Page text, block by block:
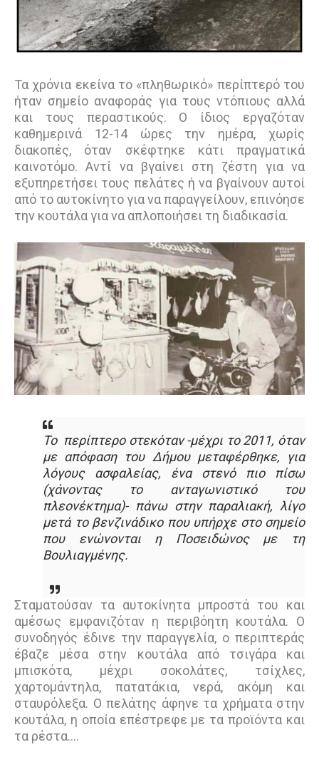
Τα χρόνια εκείνα το «πληθωρικό» περίπτερό του
ήταν σημείο αναφοράς για τους ντόπιους αλλά
και τους περαστικούς. Ο ίδιος εργαζόταν
καθημερινά 12-14 ώρες την ημέρα, χωρίς
διακοπές, όταν σκέφτηκε κάτι πραγματικά
καινοτόμο. Αντί να βγαίνει στη ζέστη για να
εξυπηρετήσει τους πελάτες ή να βγαίνουν αυτοί
από το αυτοκίνητο για να παραγγείλουν, επινόησε
την κουτάλα για να απλοποιήσει τη διαδικασία.
Το περίπτερο στεκόταν -μέχρι το 2011, όταν
με απόφαση του Δήμου μεταφέρθηκε, για
λόγους ασφαλείας, ένα στενό πιο πίσω
(χάνοντας το ανταγωνιστικό του
πλεονέκτημα)- πάνω στην παραλιακή, λίγο
μετά το βενζινάδικο που υπήρχε στο σημείο
που ενώνονται η Ποσειδώνος με τη
Βουλιαγμένης.
Σταματούσαν τα αυτοκίνητα μπροστά του και
αμέσως εμφανιζόταν η περιβόητη κουτάλα. Ο
συνοδηγός έδινε την παραγγελία, ο περιπτεράς
έβαζε μέσα στην κουτάλα από τσιγάρα και
μπισκότα, μέχρι σοκολάτες, τσίχλες,
χαρτομάντηλα, πατατάκια, νερά, ακόμη και
σταυρόλεξα. Ο πελάτης άφηνε τα χρήματα στην
κουτάλα, η οποία επέστρεφε με τα προϊόντα και
τα ρέστα....